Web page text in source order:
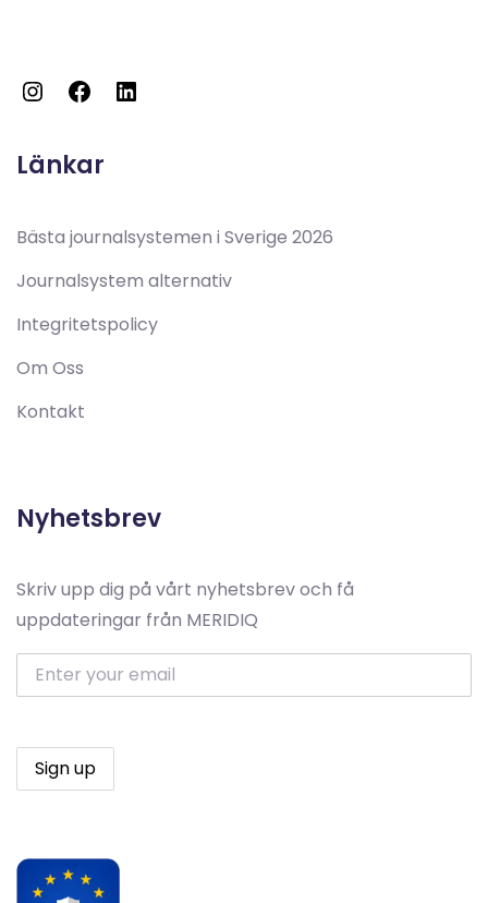
Länkar
Bästa journalsystemen i Sverige 2026
Journalsystem alternativ
Integritetspolicy
Om Oss
Kontakt
Nyhetsbrev
Skriv upp dig på vårt nyhetsbrev och få
uppdateringar från MERIDIQ